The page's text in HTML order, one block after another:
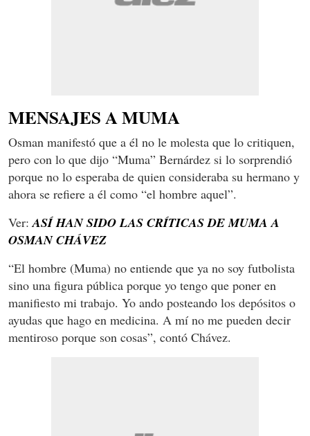
MENSAJES A MUMA
Osman manifestó que a él no le molesta que lo critiquen,
pero con lo que dijo “Muma” Bernárdez si lo sorprendió
porque no lo esperaba de quien consideraba su hermano y
ahora se refiere a él como “el hombre aquel”.
Ver: ASÍ HAN SIDO LAS CRÍTICAS DE MUMA A
OSMAN CHÁVEZ
“El hombre (Muma) no entiende que ya no soy futbolista
sino una figura pública porque yo tengo que poner en
manifiesto mi trabajo. Yo ando posteando los depósitos o
ayudas que hago en medicina. A mí no me pueden decir
mentiroso porque son cosas”, contó Chávez.